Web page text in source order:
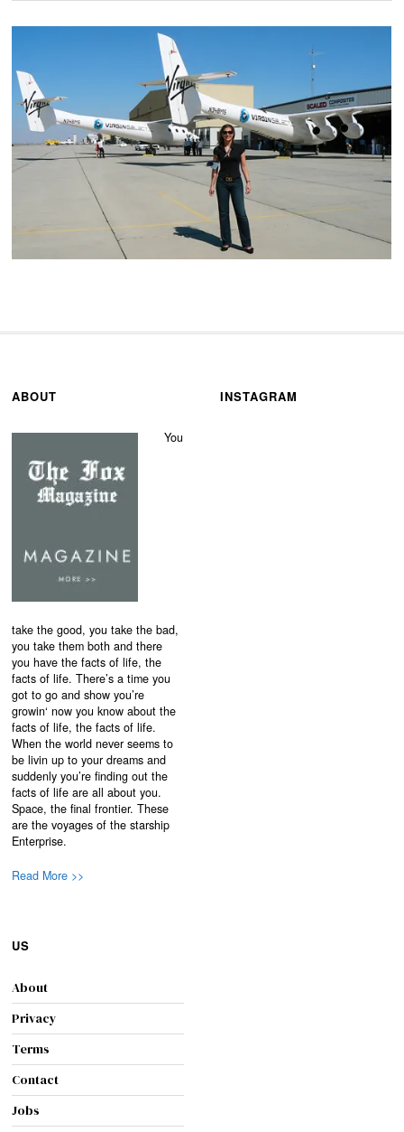
ABOUT
You
take the good, you take the bad,
you take them both and there
you have the facts of life, the
facts of life. There’s a time you
got to go and show you’re
growin‘ now you know about the
facts of life, the facts of life.
When the world never seems to
be livin up to your dreams and
suddenly you’re finding out the
facts of life are all about you.
Space, the final frontier. These
are the voyages of the starship
Enterprise.
Read More >>
INSTAGRAM
US
About
Privacy
Terms
Contact
Jobs